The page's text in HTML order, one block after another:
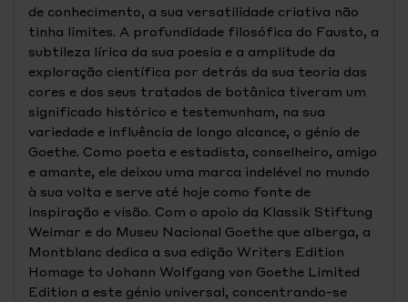
de conhecimento, a sua versatilidade criativa não
tinha limites. A profundidade filosófica do Fausto, a
subtileza lírica da sua poesia e a amplitude da
exploração científica por detrás da sua teoria das
cores e dos seus tratados de botânica tiveram um
significado histórico e testemunham, na sua
variedade e influência de longo alcance, o génio de
Goethe. Como poeta e estadista, conselheiro, amigo
e amante, ele deixou uma marca indelével no mundo
à sua volta e serve até hoje como fonte de
inspiração e visão. Com o apoio da Klassik Stiftung
Weimar e do Museu Nacional Goethe que alberga, a
Montblanc dedica a sua edição Writers Edition
Homage to Johann Wolfgang von Goethe Limited
Edition a este génio universal, concentrando-se